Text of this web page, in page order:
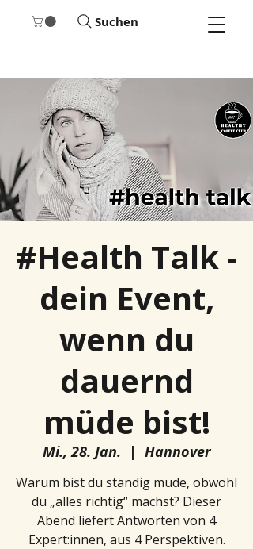
Suchen
#Health Talk -
dein Event,
wenn du
dauernd
müde bist!
Mi., 28. Jan.
  |
Hannover
Warum bist du ständig müde, obwohl
du „alles richtig“ machst? Dieser
Abend liefert Antworten von 4
Expert:innen, aus 4 Perspektiven.